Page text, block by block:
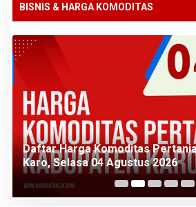
BISNIS & HARGA KOMODITAS
Daftar Harga Komoditas
Karo, Selasa 04 Agustus 2026